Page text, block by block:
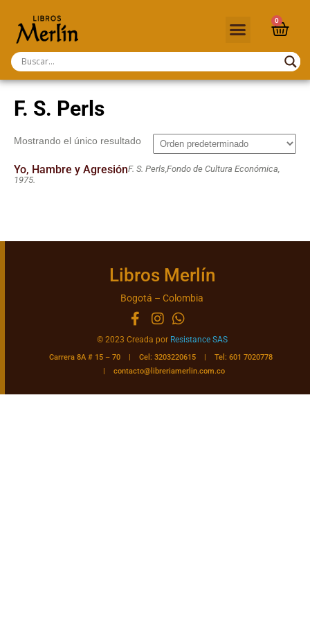
0
F. S. Perls
Mostrando el único resultado
Yo, Hambre y AgresiónF. S. Perls,Fondo de Cultura Económica,
1975.
Libros Merlín
Bogotá – Colombia
© 2023 Creada por Resistance SAS
Carrera 8A # 15 – 70 | Cel: 3203220615 | Tel: 601 7020778
|contacto@libreriamerlin.com.co